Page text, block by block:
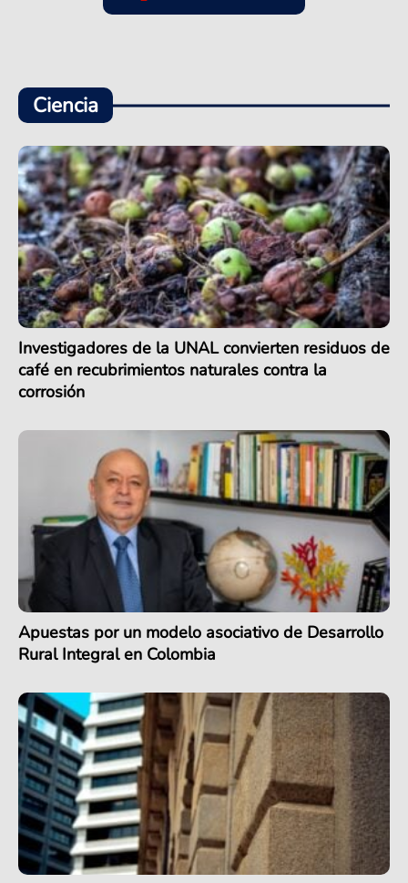
Ciencia
Investigadores de la UNAL convierten residuos de
café en recubrimientos naturales contra la
corrosión
Apuestas por un modelo asociativo de Desarrollo
Rural Integral en Colombia